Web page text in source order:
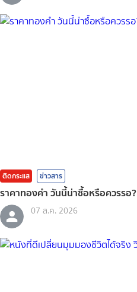
ติดกระแส ข่าวสาร
ราคาทองคํา วันนี้น่าซื้อหรือควรรอ?
07 ส.ค. 2026